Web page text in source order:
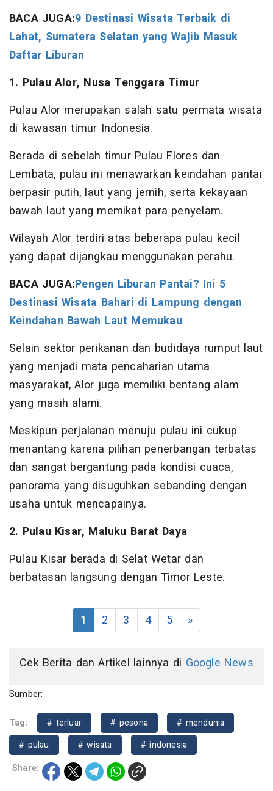
BACA JUGA:9 Destinasi Wisata Terbaik di
Lahat, Sumatera Selatan yang Wajib Masuk
Daftar Liburan
1. Pulau Alor, Nusa Tenggara Timur
Pulau Alor merupakan salah satu permata wisata
di kawasan timur Indonesia.
Berada di sebelah timur Pulau Flores dan
Lembata, pulau ini menawarkan keindahan pantai
berpasir putih, laut yang jernih, serta kekayaan
bawah laut yang memikat para penyelam.
Wilayah Alor terdiri atas beberapa pulau kecil
yang dapat dijangkau menggunakan perahu.
BACA JUGA:Pengen Liburan Pantai? Ini 5
Destinasi Wisata Bahari di Lampung dengan
Keindahan Bawah Laut Memukau
Selain sektor perikanan dan budidaya rumput laut
yang menjadi mata pencaharian utama
masyarakat, Alor juga memiliki bentang alam
yang masih alami.
Meskipun perjalanan menuju pulau ini cukup
menantang karena pilihan penerbangan terbatas
dan sangat bergantung pada kondisi cuaca,
panorama yang disuguhkan sebanding dengan
usaha untuk mencapainya.
2. Pulau Kisar, Maluku Barat Daya
Pulau Kisar berada di Selat Wetar dan
berbatasan langsung dengan Timor Leste.
1 2 3 4 5 »
Cek Berita dan Artikel lainnya di Google News
Sumber:
Tag: # terluar # pesona
# mendunia
# pulau
# wisata
# indonesia
Share: